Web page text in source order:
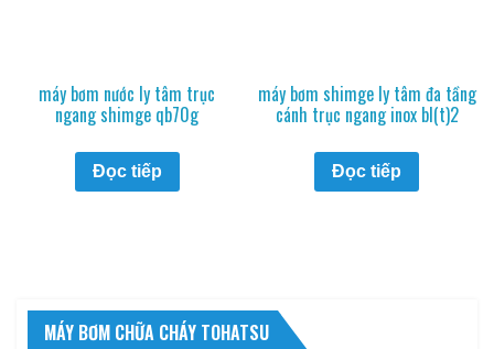
máy bơm nước ly tâm trục
ngang shimge qb70g
Đọc tiếp
máy bơm shimge ly tâm đa tầng
cánh trục ngang inox bl(t)2
Đọc tiếp
MÁY BƠM CHỮA CHÁY TOHATSU